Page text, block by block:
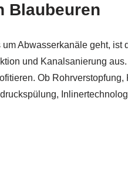
Blaubeuren
Abwasserkanäle geht, ist
und Kanalsanierung
Ob